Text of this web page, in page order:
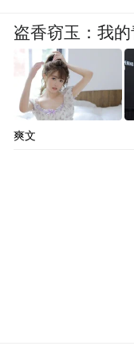
盗香窃玉：我
爽文